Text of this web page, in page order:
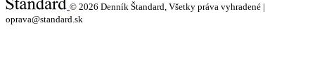
© 2026 Denník Štandard, Všetky práva vyhradené |
oprava@standard.sk